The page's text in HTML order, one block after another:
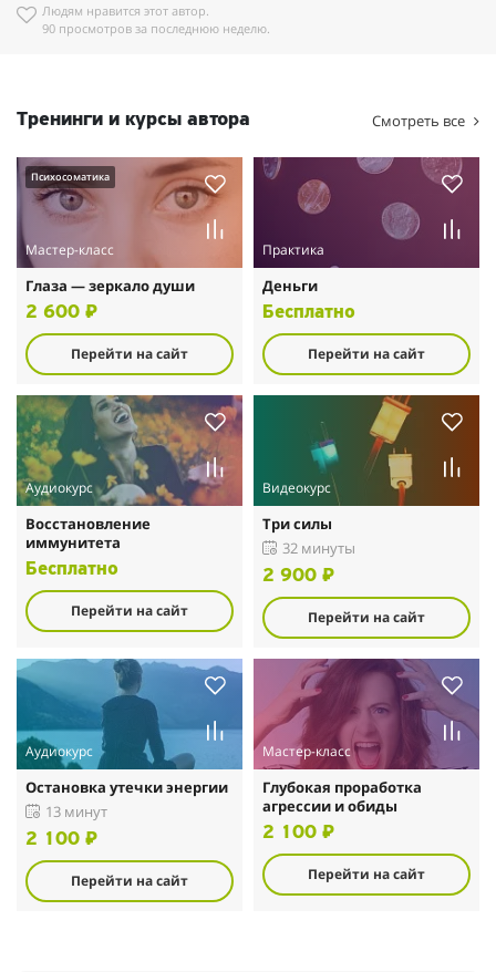
Людям нравится этот автор.
90 просмотров за последнюю неделю.
Тренинги и курсы автора Смотреть все
Психосоматика
Мастер-класс
Глаза — зеркало души
2 600 ₽
Перейти на сайт
Практика
Деньги
Бесплатно
Перейти на сайт
Аудиокурс
Восстановление
иммунитета
Бесплатно
Перейти на сайт
Видеокурс
Три силы
32 минуты
2 900 ₽
Перейти на сайт
Аудиокурс
Остановка утечки энергии
13 минут
2 100 ₽
Перейти на сайт
Мастер-класс
Глубокая проработка
агрессии и обиды
2 100 ₽
Перейти на сайт